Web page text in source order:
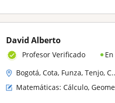
David Alberto
Profesor Verificado
Bogotá, Cota, Funza, Tenjo,
Matemáticas: Cálculo,